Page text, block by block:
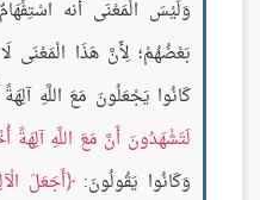
وَلَيْسَ الْمَعْنَى أنه
بَعْضُهُمْ؛ لِأَنَّ هَذَا الْمَعْنَى
كَانُوا يَجْعَلُونَ مَعَ اللَّهِ
لَتَشْهَدُونَ أَنَّ مَعَ اللَّهِ آلِهَةً
وَكَانُوا يَقُولُونَ: أَجَعَلَ